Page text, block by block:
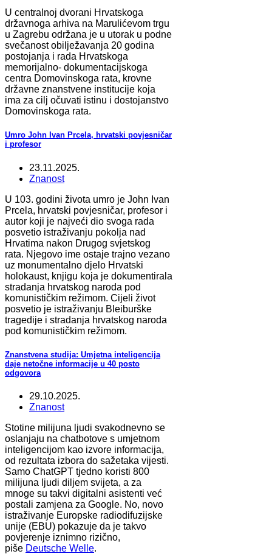
U centralnoj dvorani Hrvatskoga
državnoga arhiva na Marulićevom trgu
u Zagrebu održana je u utorak u podne
svečanost obilježavanja 20 godina
postojanja i rada Hrvatskoga
memorijalno- dokumentacijskoga
centra Domovinskoga rata, krovne
državne znanstvene institucije koja
ima za cilj očuvati istinu i dostojanstvo
Domovinskoga rata.
Umro John Ivan Prcela, hrvatski povjesničar
i profesor
23.11.2025.
Znanost
U 103. godini života umro je John Ivan
Prcela, hrvatski povjesničar, profesor i
autor koji je najveći dio svoga rada
posvetio istraživanju pokolja nad
Hrvatima nakon Drugog svjetskog
rata. Njegovo ime ostaje trajno vezano
uz monumentalno djelo Hrvatski
holokaust, knjigu koja je dokumentirala
stradanja hrvatskog naroda pod
komunističkim režimom. Cijeli život
posvetio je istraživanju Bleiburške
tragedije i stradanja hrvatskog naroda
pod komunističkim režimom.
Znanstvena studija: Umjetna inteligencija
daje netočne informacije u 40 posto
odgovora
29.10.2025.
Znanost
Stotine milijuna ljudi svakodnevno se
oslanjaju na chatbotove s umjetnom
inteligencijom kao izvore informacija,
od rezultata izbora do sažetaka vijesti.
Samo ChatGPT tjedno koristi 800
milijuna ljudi diljem svijeta, a za
mnoge su takvi digitalni asistenti već
postali zamjena za Google. No, novo
istraživanje Europske radiodifuzijske
unije (EBU) pokazuje da je takvo
povjerenje iznimno rizično,
piše Deutsche Welle.